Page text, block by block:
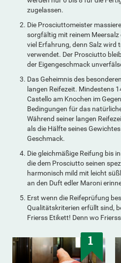
zugelassen.
Die Prosciuttomeister
sorgfältig mit reinem Meersalz
viel Erfahrung, denn Salz wird
verwendet. Der Prosciutto
der Eigengeschmack
Das Geheimnis des
langen Reifezeit. Mindestens
Castello am Knochen im
Bedingungen für das
Während seiner langen
als die Hälfte seines
Geschmack.
Die gleichmäßige Reifung bis
die dem Prosciutto seinen
harmonisch mild mit leicht
an den Duft edler Maroni
Erst wenn die Reifeprüfung
Qualitätskriterien erfüllt sind,
Frierss Etikett! Denn wo
1